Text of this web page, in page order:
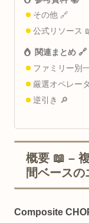
その他 🔗
公式リソース
関連まとめ 🔗
ファミリー別
厳選オペレー
逆引き 🔎
概要 📖 –
間ベース
Composite